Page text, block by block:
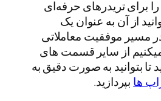
برای تریدرهای حرفه‌ای
از آن به عنوان یک
مسیر موفقیت معاملاتی
میکنیم از سایر قسمت های
تا بتوانید به صورت دقیق به
ها بپردازید.